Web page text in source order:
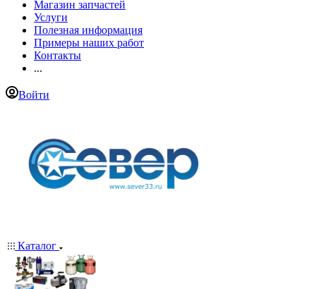
Магазин запчастей
Услуги
Полезная информация
Примеры наших работ
Контакты
...
Войти
Каталог